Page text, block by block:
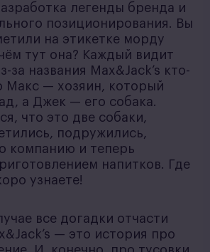
легенды бренда и
позиционирования. Вы
на этикетке морду
тут она? Каждый видит
за названия Max&Jack’s кто-
Макс — хозяин, который
а Джек — его собака.
что это две собаки,
подружились,
компанию и теперь
напитков. Где
узнаете!
все догадки отчасти
— это история про